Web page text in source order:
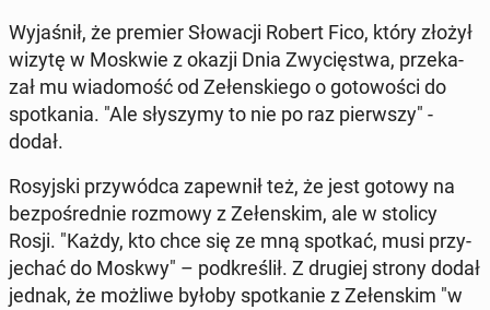
Wy­ja­śnił, że premier Sło­wa­cji Robert Fico, który złożył
wizytę w Moskwie z okazji Dnia Zwy­cię­stwa, prze­ka­
zał mu wia­do­mość od Ze­łen­skie­go o go­to­wo­ści do
spo­tka­nia. "Ale sły­szy­my to nie po raz pierw­szy" -
dodał.
Ro­syj­ski przy­wód­ca za­pew­nił też, że jest gotowy na
bez­po­śred­nie rozmowy z Ze­łen­skim, ale w stolicy
Rosji. "Każdy, kto chce się ze mną spotkać, musi przy­
je­chać do Moskwy" – pod­kre­ślił. Z drugiej strony dodał
jednak, że możliwe byłoby spo­tka­nie z Ze­łen­skim "w